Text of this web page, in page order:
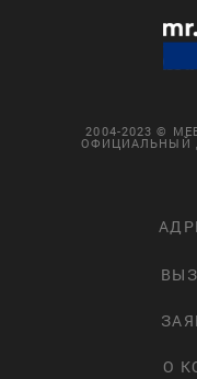
2004-2023 ©
ОФИЦИАЛЬНЫЙ
О